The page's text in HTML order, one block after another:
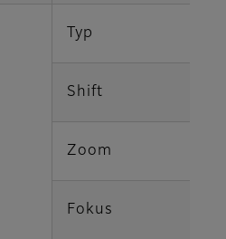
Typ
Shift
Zoom
Fokus